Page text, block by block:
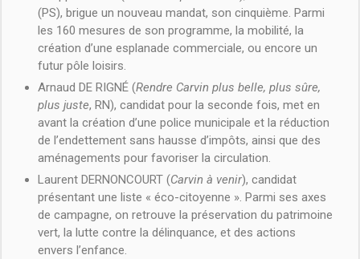
(PS), brigue un nouveau mandat, son cinquième. Parmi
les 160 mesures de son programme, la mobilité, la
création d’une esplanade commerciale, ou encore un
futur pôle loisirs.
Arnaud DE RIGNÉ (Rendre Carvin plus belle, plus sûre,
plus juste, RN), candidat pour la seconde fois, met en
avant la création d’une police municipale et la réduction
de l’endettement sans hausse d’impôts, ainsi que des
aménagements pour favoriser la circulation.
Laurent DERNONCOURT (Carvin à venir), candidat
présentant une liste « éco-citoyenne ». Parmi ses axes
de campagne, on retrouve la préservation du patrimoine
vert, la lutte contre la délinquance, et des actions
envers l’enfance.